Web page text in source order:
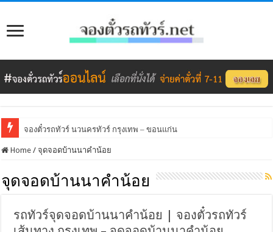
จองตั๋วรถทัวร์ นวนครทัวร์ กรุงเทพ – ขอนแก่น
Home / จุดจอดบ้านนาคำน้อย
จุดจอดบ้านนาคำน้อย
รถทัวร์จุดจอดบ้านนาคำน้อย | จองตั๋วรถทัวร์